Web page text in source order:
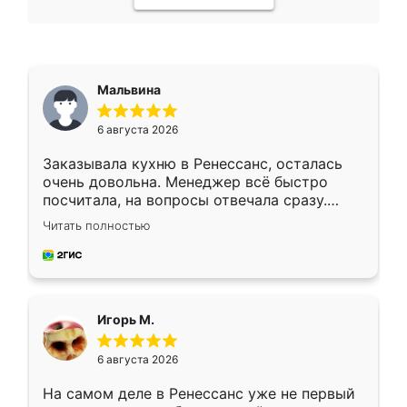
Мальвина
6 августа 2026
Заказывала кухню в Ренессанс, осталась
очень довольна. Менеджер всё быстро
посчитала, на вопросы отвечала сразу.
Замерщик приехал в субботу, подошёл к
делу со всей ответственностью. Собрали
за день, ребята работали аккуратно, даже
Читать полностью
Игорь М.
6 августа 2026
На самом деле в Ренессанс уже не первый